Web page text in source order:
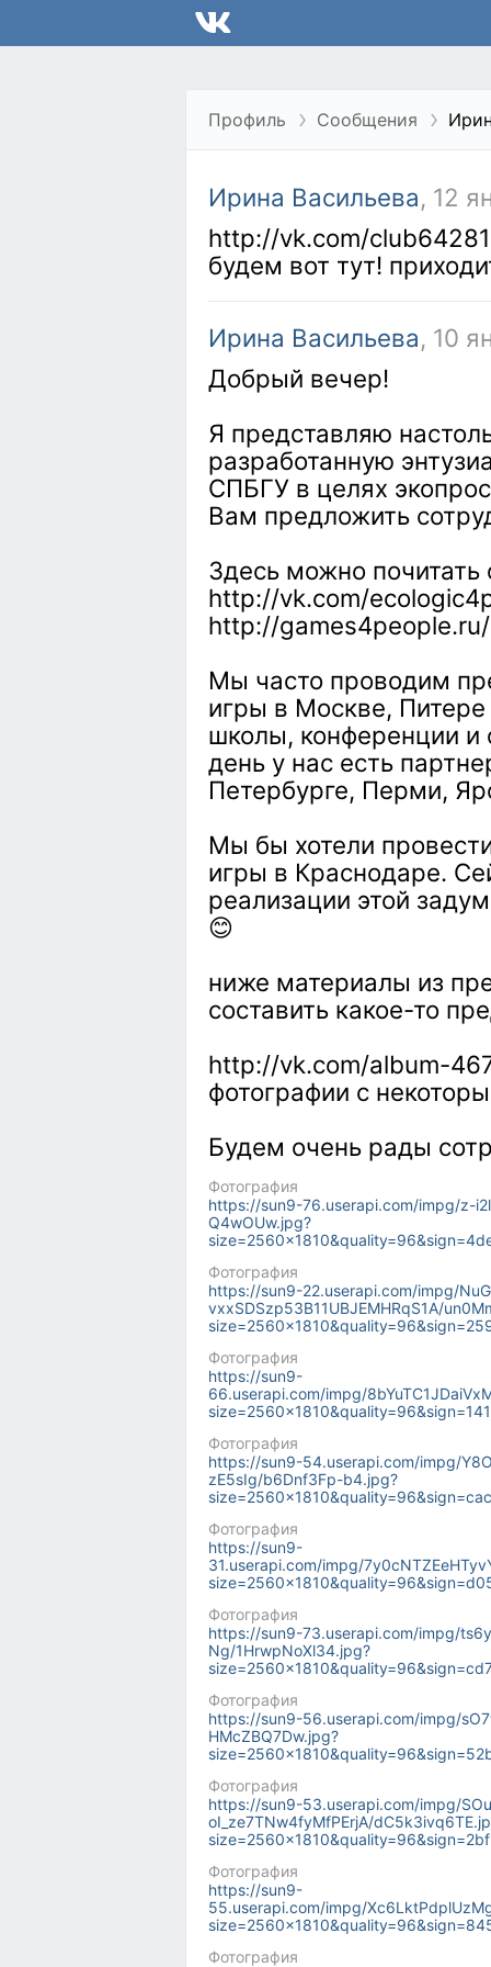
Профиль Сообщения
Ирина Васильева, 12
http://vk.com/
будем вот тут!
Ирина Васильева, 10
Добрый вечер!
Я представляю
разработанную
СПБГУ в целях
Вам предложить
Здесь можно почитать
http://vk.com/
http://games4people.ru/
Мы часто проводим
игры в Москве,
школы, конференции и
день у нас есть
Петербурге, Перми,
Мы бы хотели
игры в Краснодаре.
реализации этой
😊
ниже материалы из
составить какое-то
http://vk.com/album-
фотографии с
Будем очень рады
Фотография
https://sun9-76.userapi.com/impg/z-
Q4wOUw.jpg?
Фотография
https://sun9-22.userapi.com/impg/
vxxSDSzp53B11UBJEMHRqS1A/
Фотография
https://sun9-
66.userapi.com/impg/
Фотография
https://sun9-54.userapi.com/impg/
zE5sIg/b6Dnf3Fp-b4.jpg?
Фотография
https://sun9-
31.userapi.com/impg/
Фотография
https://sun9-73.userapi.com/impg/
Ng/1HrwpNoXl34.jpg?
Фотография
https://sun9-56.userapi.com/impg/
HMcZBQ7Dw.jpg?
Фотография
https://sun9-53.userapi.com/impg/
oI_ze7TNw4fyMfPErjA/
Фотография
https://sun9-
55.userapi.com/impg/
Фотография